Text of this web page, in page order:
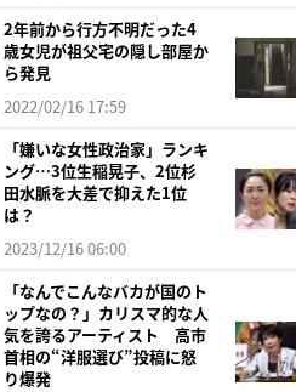
2年前から行方不明だった4
歳女児が祖父宅の隠し部屋か
ら発見
2022/02/16 17:59
「嫌いな女性政治家」ランキ
ング…3位生稲晃子、2位杉
田水脈を大差で抑えた1位
は？
2023/12/16 06:00
「なんでこんなバカが国のト
ップなの？」カリスマ的な人
気を誇るアーティスト 高市
首相の“洋服選び”投稿に怒
り爆発